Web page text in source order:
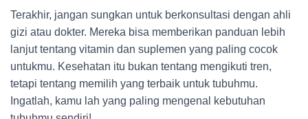
Terakhir, jangan sungkan untuk berkonsultasi dengan ahli
gizi atau dokter. Mereka bisa memberikan panduan lebih
lanjut tentang vitamin dan suplemen yang paling cocok
untukmu. Kesehatan itu bukan tentang mengikuti tren,
tetapi tentang memilih yang terbaik untuk tubuhmu.
Ingatlah, kamu lah yang paling mengenal kebutuhan